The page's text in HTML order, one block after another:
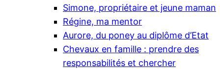
Simone, propriétaire et jeune maman
Régine, ma mentor
Aurore, du poney au diplôme d’Etat
Chevaux en famille : prendre des
responsabilités et chercher